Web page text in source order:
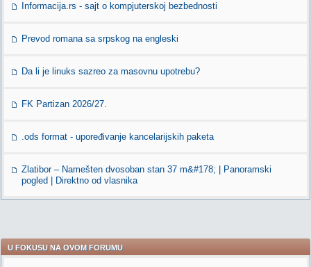
Informacija.rs - sajt o kompjuterskoj bezbednosti
Prevod romana sa srpskog na engleski
Da li je linuks sazreo za masovnu upotrebu?
FK Partizan 2026/27.
.ods format - upoređivanje kancelarijskih paketa
Zlatibor – Namešten dvosoban stan 37 m&#178; | Panoramski
pogled | Direktno od vlasnika
U FOKUSU NA OVOM FORUMU